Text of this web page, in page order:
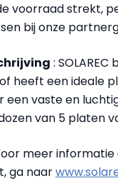
voorraad strekt,
bij onze
:
heeft een ideale
een vaste en
van 5 platen
meer
ga naar